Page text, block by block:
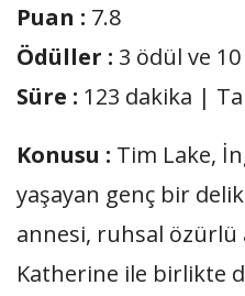
Puan : 7.8
Ödüller : 3 ödül ve
Süre : 123 dakika |
Konusu : Tim Lake,
yaşayan genç bir
annesi, ruhsal özürlü
Katherine ile birlikte